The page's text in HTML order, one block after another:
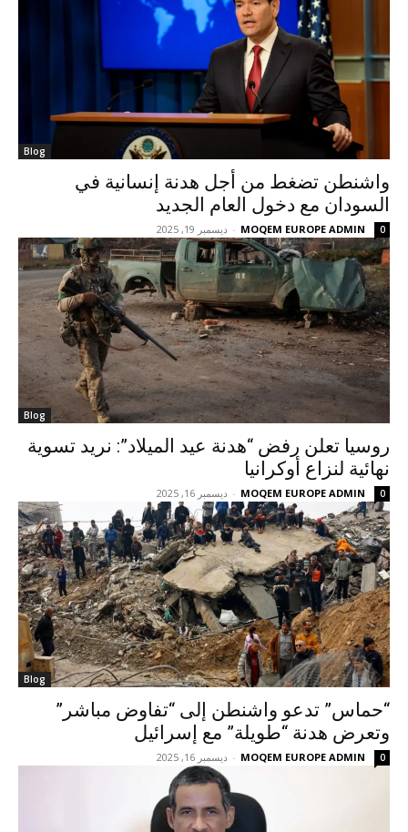
Blog
واشنطن تضغط من أجل هدنة إنسانية في
السودان مع دخول العام الجديد
MOQEM EUROPE ADMIN
- ديسمبر 19, 2025 0
Blog
روسيا تعلن رفض “هدنة عيد الميلاد”: نريد تسوية
نهائية لنزاع أوكرانيا
MOQEM EUROPE ADMIN
- ديسمبر 16, 2025 0
Blog
“حماس” تدعو واشنطن إلى “تفاوض مباشر”
وتعرض هدنة “طويلة” مع إسرائيل
MOQEM EUROPE ADMIN
- ديسمبر 16, 2025 0